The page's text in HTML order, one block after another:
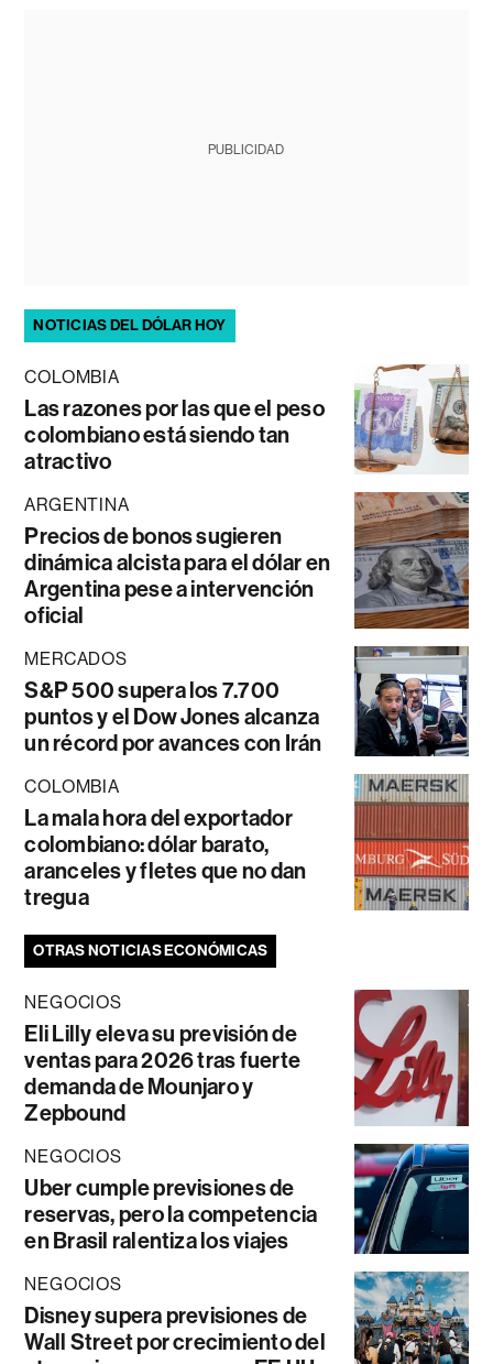
PUBLICIDAD
NOTICIAS DEL DÓLAR HOY
COLOMBIA
Las razones por las que el peso
colombiano está siendo tan
atractivo
ARGENTINA
Precios de bonos sugieren
dinámica alcista para el dólar en
Argentina pese a intervención
oficial
MERCADOS
S&P 500 supera los 7.700
puntos y el Dow Jones alcanza
un récord por avances con Irán
COLOMBIA
La mala hora del exportador
colombiano: dólar barato,
aranceles y fletes que no dan
tregua
OTRAS NOTICIAS ECONÓMICAS
NEGOCIOS
Eli Lilly eleva su previsión de
ventas para 2026 tras fuerte
demanda de Mounjaro y
Zepbound
NEGOCIOS
Uber cumple previsiones de
reservas, pero la competencia
en Brasil ralentiza los viajes
NEGOCIOS
Disney supera previsiones de
Wall Street por crecimiento del